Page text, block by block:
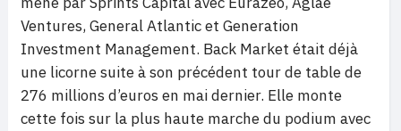
Ventures, General Atlantic et Generation
Investment Management. Back Market était déjà
une licorne suite à son précédent tour de table de
276 millions d’euros en mai dernier. Elle monte
cette fois sur la plus haute marche du podium avec